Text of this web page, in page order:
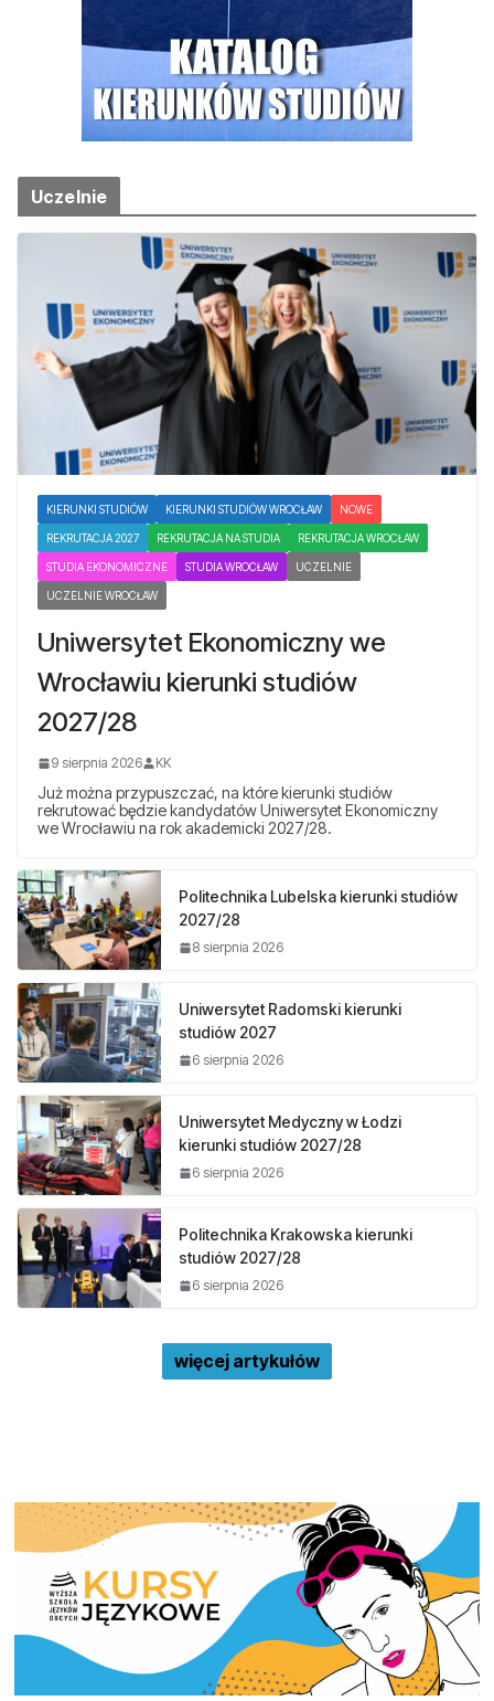
Uczelnie
KIERUNKI STUDIÓW KIERUNKI STUDIÓW WROCŁAW NOWE
REKRUTACJA 2027 REKRUTACJA NA STUDIA REKRUTACJA WROCŁAW
STUDIA EKONOMICZNE STUDIA WROCŁAW UCZELNIE
UCZELNIE WROCŁAW
Uniwersytet Ekonomiczny we
Wrocławiu kierunki studiów
2027/28
9 sierpnia 2026 KK
Już można przypuszczać, na które kierunki studiów
rekrutować będzie kandydatów Uniwersytet Ekonomiczny
we Wrocławiu na rok akademicki 2027/28.
Politechnika Lubelska kierunki studiów
2027/28
8 sierpnia 2026
Uniwersytet Radomski kierunki
studiów 2027
6 sierpnia 2026
Uniwersytet Medyczny w Łodzi
kierunki studiów 2027/28
6 sierpnia 2026
Politechnika Krakowska kierunki
studiów 2027/28
6 sierpnia 2026
więcej artykułów